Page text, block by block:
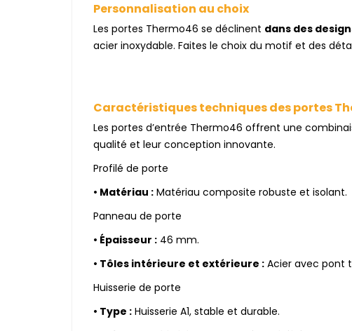
Personnalisation au choix
Les portes Thermo46 se déclinent dans des
acier inoxydable. Faites le choix du motif et des
Caractéristiques techniques des portes
Les portes d’entrée Thermo46 offrent une
qualité et leur conception innovante.
Profilé de porte
• Matériau : Matériau composite robuste et isolant.
Panneau de porte
• Épaisseur : 46 mm.
• Tôles intérieure et extérieure : Acier avec pont
Huisserie de porte
• Type : Huisserie A1, stable et durable.